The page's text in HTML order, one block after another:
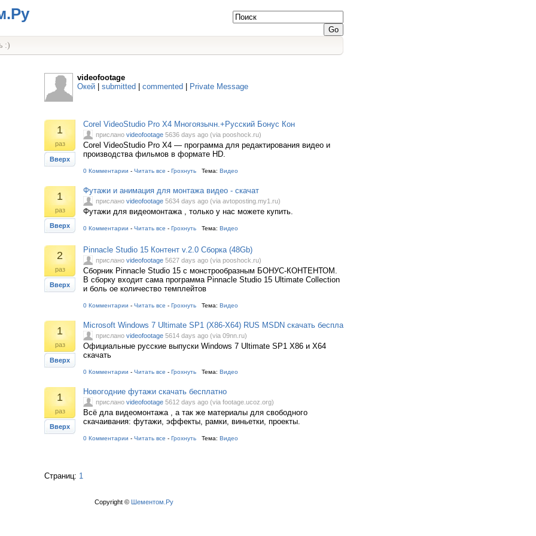
:)
videofootage
Окей
submitted commented Private Message
1
раз
Вверх
Corel VideoStudio Pro X4 Многоязычн.+Русский Бонус Кон
прислано videofootage 5636 days ago (via pooshock.ru)
Corel VideoStudio Pro X4 — программа для редактирования видео и
производства фильмов в формате HD.
0 Комментарии - Читать все - Грохнуть Тема: Видео
1
раз
Вверх
Футажи и анимация для монтажа видео - скачат
прислано videofootage 5634 days ago (via avtoposting.my1.ru)
Футажи для видеомонтажа , только у нас можете купить.
0 Комментарии - Читать все - Грохнуть Тема: Видео
2
раз
Вверх
Pinnacle Studio 15 Контент v.2.0 Сборка (48Gb)
прислано videofootage 5627 days ago (via pooshock.ru)
Сборник Pinnacle Studio 15 с монстрообразным БОНУС-КОНТЕНТОМ.
В сборку входит сама программа Pinnacle Studio 15 Ultimate Collection
и боль ое количество темплейтов
0 Комментарии - Читать все - Грохнуть Тема: Видео
1
раз
Вверх
Microsoft Windows 7 Ultimate SP1 (X86-X64) RUS MSDN скачать беспла
прислано videofootage 5614 days ago (via 09nn.ru)
Официальные русские выпуски Windows 7 Ultimate SP1 X86 и X64
скачать
0 Комментарии - Читать все - Грохнуть Тема: Видео
1
раз
Вверх
Новогодние футажи скачать бесплатно
прислано videofootage 5612 days ago (via footage.ucoz.org)
Всё дла видеомонтажа , а так же материалы для свободного
скачаивания: футажи, эффекты, рамки, виньетки, проекты.
0 Комментарии - Читать все - Грохнуть Тема: Видео
Страниц: 1
Copyright © Шементом.Ру